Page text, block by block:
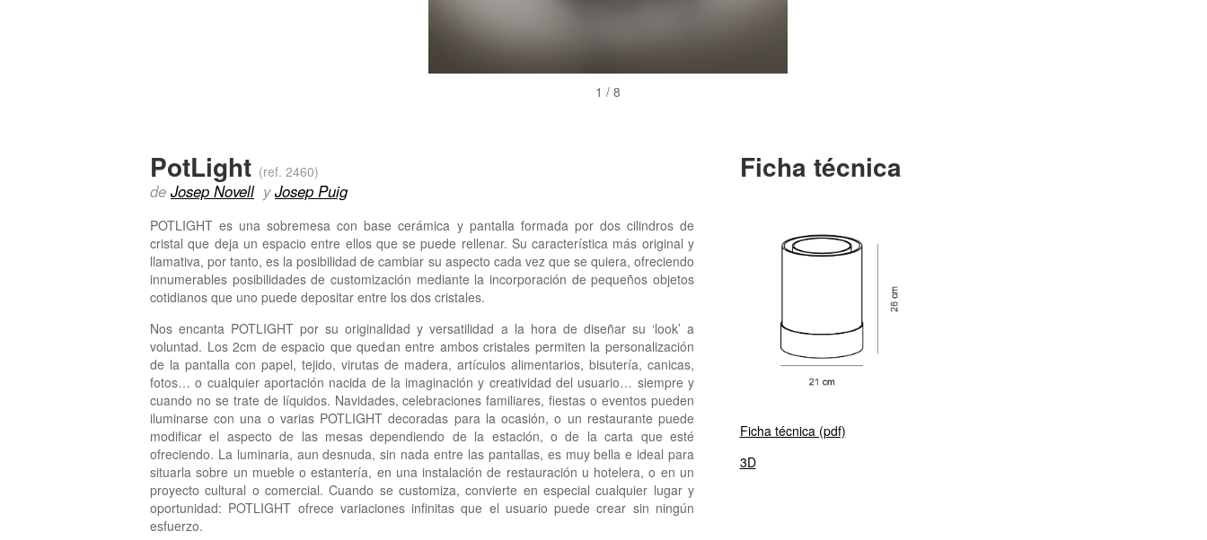
2 / 8
PotLight (ref. 2460)
de Josep NovellyJosep Puig
POTLIGHT es una sobremesa con base cerámica y pantalla formada por dos cilindros de
cristal que deja un espacio entre ellos que se puede rellenar. Su característica más original y
llamativa, por tanto, es la posibilidad de cambiar su aspecto cada vez que se quiera, ofreciendo
innumerables posibilidades de customización mediante la incorporación de pequeños objetos
cotidianos que uno puede depositar entre los dos cristales.
Nos encanta POTLIGHT por su originalidad y versatilidad a la hora de diseñar su ‘look’ a
voluntad. Los 2cm de espacio que quedan entre ambos cristales permiten la personalización
de la pantalla con papel, tejido, virutas de madera, artículos alimentarios, bisutería, canicas,
fotos… o cualquier aportación nacida de la imaginación y creatividad del usuario… siempre y
cuando no se trate de líquidos. Navidades, celebraciones familiares, fiestas o eventos pueden
iluminarse con una o varias POTLIGHT decoradas para la ocasión, o un restaurante puede
modificar el aspecto de las mesas dependiendo de la estación, o de la carta que esté
ofreciendo. La luminaria, aun desnuda, sin nada entre las pantallas, es muy bella e ideal para
situarla sobre un mueble o estantería, en una instalación de restauración u hotelera, o en un
proyecto cultural o comercial. Cuando se customiza, convierte en especial cualquier lugar y
oportunidad: POTLIGHT ofrece variaciones infinitas que el usuario puede crear sin ningún
esfuerzo.
Ficha técnica
Ficha técnica (pdf)
3D